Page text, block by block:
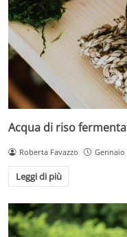
Acqua di riso
Roberta Favazzo Gennaio
Leggi di più